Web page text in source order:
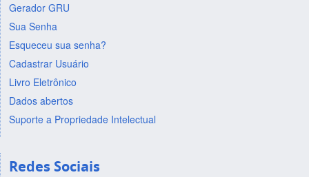
Gerador GRU
Sua Senha
Esqueceu sua senha?
Cadastrar Usuário
Livro Eletrônico
Dados abertos
Suporte a Propriedade Intelectual
Redes Sociais